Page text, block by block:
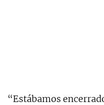
“Estábamos